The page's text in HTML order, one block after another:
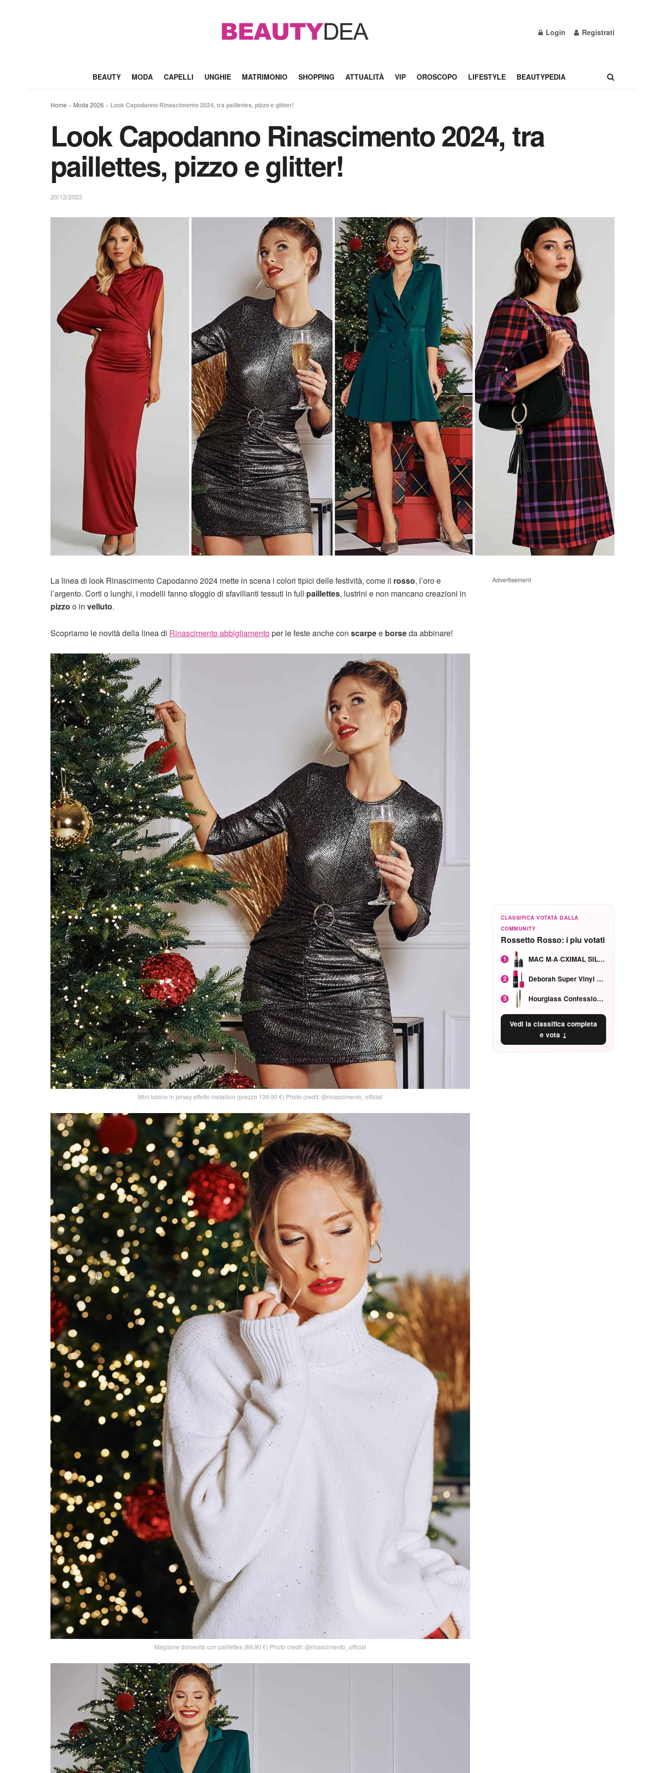
Login Registrati
BEAUTY MODA CAPELLI UNGHIE MATRIMONIO SHOPPING ATTUALITÀ VIP OROSCOPO LIFESTYLE BEAUTYPEDIA
Home » Moda 2026 » Look Capodanno Rinascimento 2024, tra paillettes, pizzo e glitter!
Look Capodanno Rinascimento 2024, tra
paillettes, pizzo e glitter!
20/12/2023
La linea di look Rinascimento Capodanno 2024 mette in scena i colori tipici delle festività, come il rosso, l’oro e
l’argento. Corti o lunghi, i modelli fanno sfoggio di sfavillanti tessuti in full paillettes, lustrini e non mancano creazioni in
pizzo o in velluto.
Scopriamo le novità della linea di Rinascimento abbigliamentoper le feste anche con scarpee borseda abbinare!
Mini tubino in jersey effetto metallico (prezzo 139,90 €) Photo credit: @rinascimento_official
Maglione dolcevita con paillettes (89,90 €) Photo credit: @rinascimento_official
Advertisement
CLASSIFICA VOTATA DALLA
COMMUNITY
Rossetto Rosso: i piu votati
1 MAC M·A·CXIMAL SILKY MATTE Red Rock mat
2 Deborah Super Vinyl Shake Rosa Ciliegia
3 Hourglass Confession Ricaricabile Ultra Preciso Ad Alta Intensità Secretly Classic Red
Vedi la classifica completa
e vota ↓